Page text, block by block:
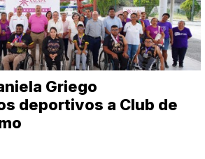
Griego
deportivos a Club de